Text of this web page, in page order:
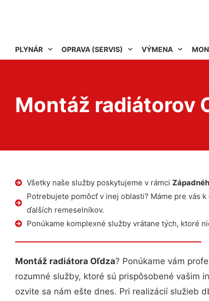
PLYNÁR OPRAVA (SERVIS) VÝMENA
Montáž radiátorov
Všetky naše služby poskytujeme v rámci
Potrebujete pomôcť v inej oblasti? Máme pre vás
ďalších remeselníkov.
Ponúkame komplexné služby vrátane tých, ktoré
Montáž radiátora Oľdza? Ponúkame vám
rozumné služby, ktoré sú prispôsobené vašim
ozvite sa nám ešte dnes. Pri realizácií služieb